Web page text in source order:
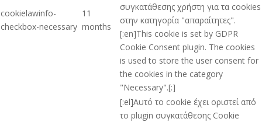
cookielawinfo-
checkbox-necessary
11
months
συγκατάθεσης χρήστη για τα cookies
στην κατηγορία "απαραίτητες".
[:en]This cookie is set by GDPR
Cookie Consent plugin. The cookies
is used to store the user consent for
the cookies in the category
"Necessary".[:]
[:el]Αυτό το cookie έχει οριστεί από
το plugin συγκατάθεσης Cookie